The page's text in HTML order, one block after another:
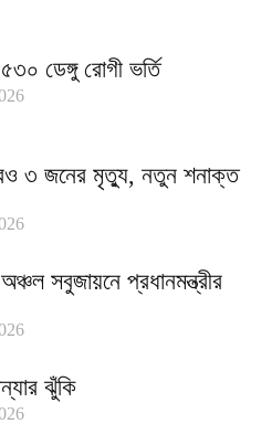
ডেঙ্গু রোগী ভর্তি
৩ জনের মৃত্যু, নতুন শনাক্ত
সবুজায়নে প্রধানমন্ত্রীর
ঝুঁকি